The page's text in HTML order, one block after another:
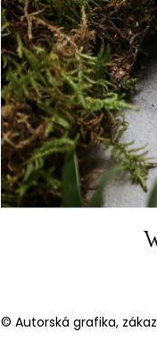
© Autorská grafika,